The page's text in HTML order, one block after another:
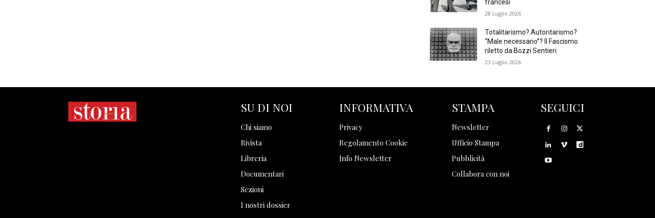
francesi
28 Luglio 2026
Totalitarismo? Autoritarismo?
“Male necessario”? Il Fascismo
riletto da Bozzi Sentieri
23 Luglio 2026
SU DI NOI
Chi siamo
Rivista
Libreria
Documentari
Sezioni
I nostri dossier
INFORMATIVA
Privacy
Regolamento Cookie
Info Newsletter
STAMPA
Newsletter
Ufficio Stampa
Pubblicità
Collabora con noi
SEGUICI